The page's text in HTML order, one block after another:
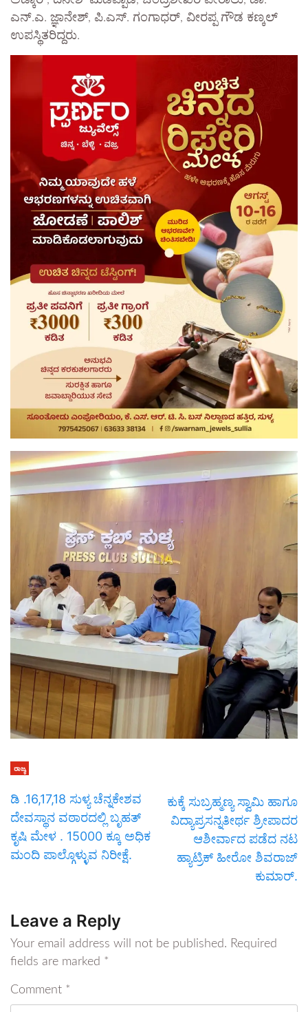
ಎನ್.ಎ. ಜ್ಞಾನೇಶ್, ಪಿ.ಎಸ್. ಗಂಗಾಧರ್, ವೀರಪ್ಪ ಗೌಡ ಕಣ್ಕಲ್
ಉಪಸ್ಥಿತರಿದ್ದರು.
ರಾಜ್ಯ
ಡಿ .16,17,18 ಸುಳ್ಯ ಚೆನ್ನಕೇಶವ
ದೇವಸ್ಥಾನ ವಠಾರದಲ್ಲಿ ಬೃಹತ್
ಕೃಷಿ ಮೇಳ . 15000 ಕ್ಕೂ ಅಧಿಕ
ಮಂದಿ ಪಾಲ್ಗೊಳ್ಳುವ ನಿರೀಕ್ಷೆ‌.
ಕುಕ್ಕೆ ಸುಬ್ರಹ್ಮಣ್ಯ ಸ್ವಾಮಿ ಹಾಗೂ
ವಿದ್ಯಾಪ್ರಸನ್ನತೀರ್ಥ ಶ್ರೀಪಾದರ
ಆಶೀರ್ವಾದ ಪಡೆದ ನಟ
ಹ್ಯಾಟ್ರಿಕ್ ಹೀರೋ ಶಿವರಾಜ್
ಕುಮಾರ್.
Leave a Reply
Your email address will not be published. Required
fields are marked *
Comment *